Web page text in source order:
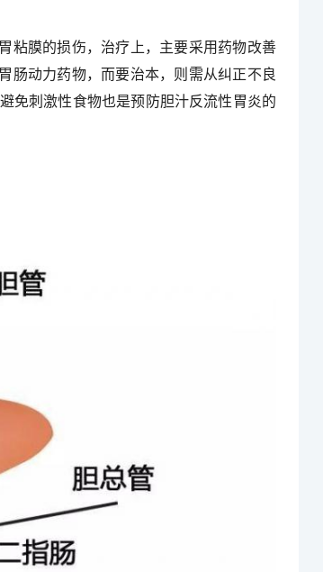
粘膜的损伤，治疗上，主要采用药物改善
肠动力药物，而要治本，则需从纠正不良
免刺激性食物也是预防胆汁反流性胃炎的